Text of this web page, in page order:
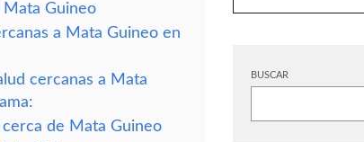
Guineo
a Mata Guineo en
cercanas a Mata
de Mata Guineo
BUSCAR